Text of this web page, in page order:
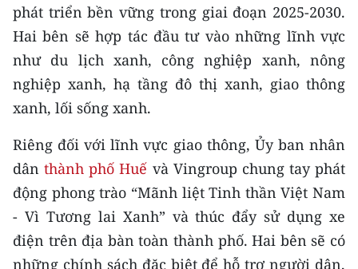
E-Magazine
Video
Media Chính trị
Media Kinh tế
Media Văn hóa
Media Xã hội
Media Pháp luật
Media Du lịch
phát triển bền vững trong giai đoạn 2025-2030.
Hai bên sẽ hợp tác đầu tư vào những lĩnh vực
như du lịch xanh, công nghiệp xanh, nông
nghiệp xanh, hạ tầng đô thị xanh, giao thông
xanh, lối sống xanh.
Riêng đối với lĩnh vực giao thông, Ủy ban nhân
dânthành phố Huế và Vingroup chung tay phát
động phong trào “Mãnh liệt Tinh thần Việt Nam
- Vì Tương lai Xanh” và thúc đẩy sử dụng xe
điện trên địa bàn toàn thành phố. Hai bên sẽ có
những chính sách đặc biệt để hỗ trợ người dân,